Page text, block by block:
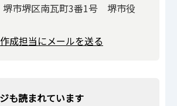
市堺区南瓦町3番1号 堺市役
成担当にメールを送る
も読まれています